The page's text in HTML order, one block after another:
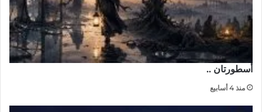
أسطورتان ..
منذ 4 أسابيع